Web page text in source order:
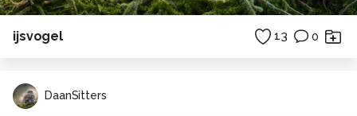
ijsvogel 13 0
DaanSitters